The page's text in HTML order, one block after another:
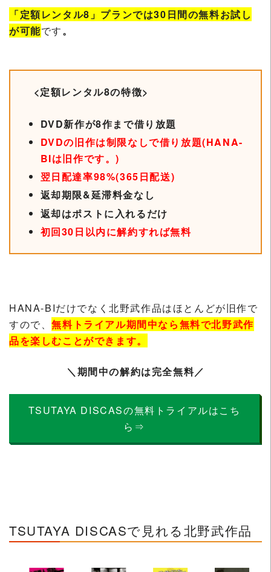
「定額レンタル8」プランでは30日間の無料お試し
が可能です。
<定額レンタル8の特徴>
DVD新作が8作まで借り放題
DVDの旧作は制限なしで借り放題(HANA-
BIは旧作です。)
翌日配達率98%(365日配送)
返却期限&延滞料金なし
返却はポストに入れるだけ
初回30日以内に解約すれば無料
HANA-BIだけでなく北野武作品はほとんどが旧作で
すので、無料トライアル期間中なら無料で北野武作
品を楽しむことができます。
＼期間中の解約は完全無料／
TSUTAYA DISCASの無料トライアルはこち
ら⇒
TSUTAYA DISCASで見れる北野武作品